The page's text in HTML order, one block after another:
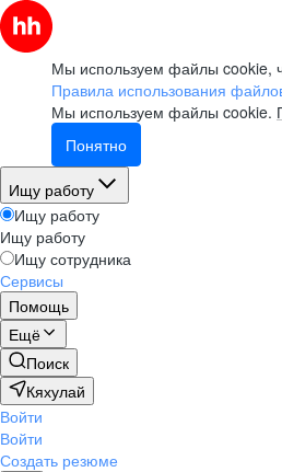
Мы используем файлы cookie,
Правила использования
Мы используем файлы cookie.
Понятно
Ищу работу
Ищу работу
Ищу работу
Ищу сотрудника
Сервисы
Помощь
Ещё
Поиск
Кяхулай
Войти
Войти
Создать резюме